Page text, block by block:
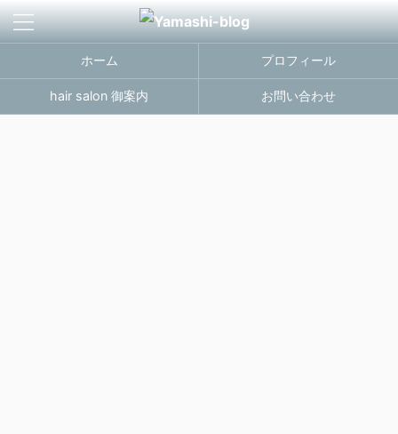
ホーム プロフィール
hair salon 御案内 お問い合わせ